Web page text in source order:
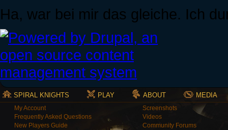
Ha, war bei mir das gleiche. Ich
SPIRAL KNIGHTS PLAY ABOUT MEDIA
My Account
Frequently Asked Questions
New Players Guide
Screenshots
Videos
Community Forums